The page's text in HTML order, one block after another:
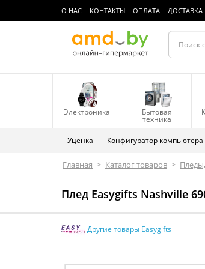
О НАС КОНТАКТЫ ОПЛАТА ДОСТАВКА
Электроника Бытовая
техника
Уценка Конфигуратор компьютера
Главная > Каталог товаров >
Плед Easygifts Nashville
Другие товары Easygifts